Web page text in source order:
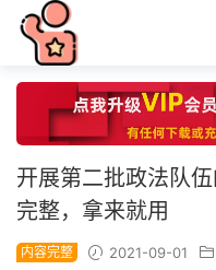
开展第二批政法队
完整，拿来就用
内容完整 2021-09-01